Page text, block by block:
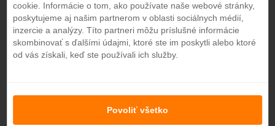
4,1
cookie. Informácie o tom, ako používate naše webové stránky,
poskytujeme aj našim partnerom v oblasti sociálnych médií,
inzercie a analýzy. Títo partneri môžu príslušné informácie
skombinovať s ďalšími údajmi, ktoré ste im poskytli alebo ktoré
od vás získali, keď ste používali ich služby.
Povoliť všetko